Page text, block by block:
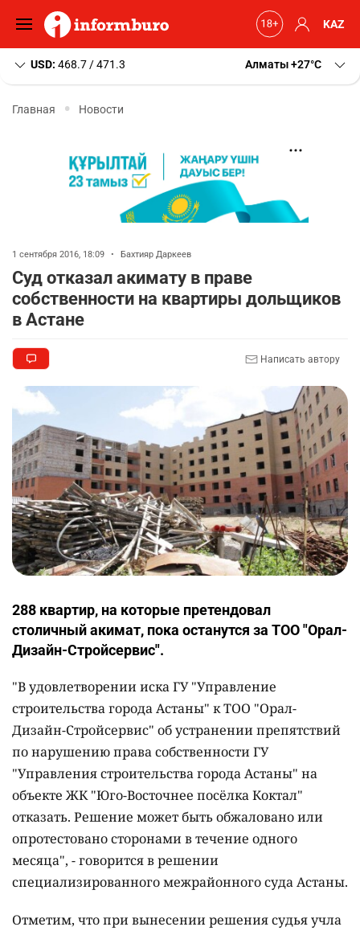
KAZ
USD: 468.7 / 471.3 Алматы+27 C
Главная Новости
1 сентября 2016, 18:09 • Бахтияр Даркеев
Суд отказал акимату в праве
собственности на квартиры дольщиков
в Астане
Написать автору
288 квартир, на которые претендовал
столичный акимат, пока останутся за ТОО "Орал-
Дизайн-Стройсервис".
"В удовлетворении иска ГУ "Управление
строительства города Астаны" к ТОО "Орал-
Дизайн-Стройсервис" об устранении препятствий
по нарушению права собственности ГУ
"Управления строительства города Астаны" на
объекте ЖК "Юго-Восточнее посёлка Коктал"
отказать. Решение может быть обжаловано или
опротестовано сторонами в течение одного
месяца", - говорится в решении
специализированного межрайонного суда Астаны.
Отметим, что при вынесении решения судья учла